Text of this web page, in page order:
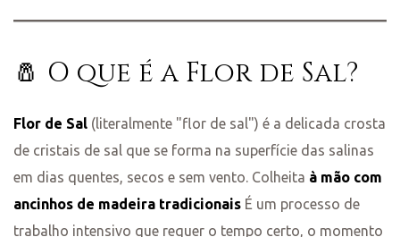
🧂 O que é a Flor de Sal?
Flor de Sal (literalmente "flor de sal") é a delicada crosta
de cristais de sal que se forma na superfície das salinas
em dias quentes, secos e sem vento. Colheita à mão com
ancinhos de madeira tradicionais É um processo de
trabalho intensivo que requer o tempo certo, o momento